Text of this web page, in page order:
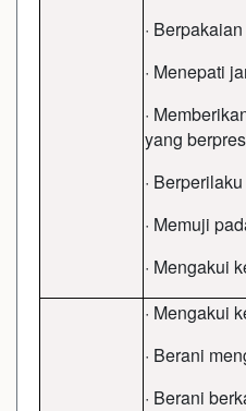
·
· Menepati
·
yang
·
· Memuji
· Mengakui
· Mengakui
· Berani
· Berani